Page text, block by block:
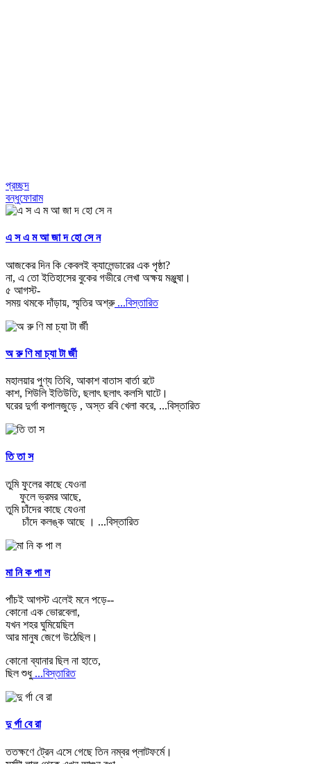
প্রচ্ছদ
বন্ধুফোরাম
এ স এ ম আ জা দ হো সে ন
আজকের দিন কি কেবলই ক্যালেন্ডারের এক পৃষ্ঠা?
না, এ তো ইতিহাসের বুকের গভীরে লেখা অক্ষয় মঞ্জুষা।
৫ আগস্ট-
সময় থমকে দাঁড়ায়, স্মৃতির অশ্রু...বিস্তারিত
অ রু ণি মা চ্যা টা র্জী
মহালয়ার পুণ্য তিথি, আকাশ বাতাস বার্তা রটে
কাশ, শিউলি ইতিউতি, ছলাৎ ছলাৎ কলসি ঘাটে।
ঘরের দুর্গা কপালজুড়ে , অস্ত রবি খেলা করে, ...বিস্তারিত
তি তা স
তুমি ফুলের কাছে যেওনা
ফুলে ভ্রমর আছে,
তুমি চাঁদের কাছে যেওনা
চাঁদে কলঙ্ক আছে । ...বিস্তারিত
মা নি ক পা ল
পাঁচই আগস্ট এলেই মনে পড়ে--
কোনো এক ভোরবেলা,
যখন শহর ঘুমিয়েছিল
আর মানুষ জেগে উঠেছিল।
কোনো ব্যানার ছিল না হাতে,
ছিল শুধু...বিস্তারিত
দু র্গা বে রা
ততক্ষণে ট্রেন এসে গেছে তিন নম্বর প্লাটফর্মে।